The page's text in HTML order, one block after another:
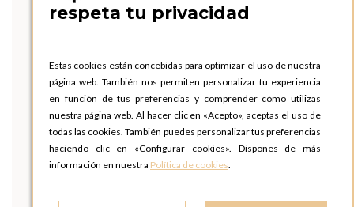
respeta tu privacidad
Estas cookies están concebidas para optimizar el uso de nuestra
página web. También nos permiten personalizar tu experiencia
en función de tus preferencias y comprender cómo utilizas
nuestra página web. Al hacer clic en «Acepto», aceptas el uso de
todas las cookies. También puedes personalizar tus preferencias
haciendo clic en «Configurar cookies». Dispones de más
información en nuestra Política de cookies.